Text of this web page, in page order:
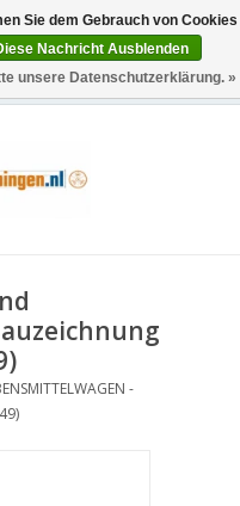
0 Artikel - €0,00
-
Sie dem Gebrauch von Cookies
Nachricht Ausblenden
unsere Datenschutzerklärung. »